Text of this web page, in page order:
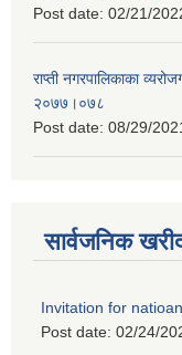
Post date: 02/21/
राप्ती नगरपालिकाका
२०७७।०७८
Post date: 08/29/
सार्वजनिक
Invitation for
Post date: 02/24/